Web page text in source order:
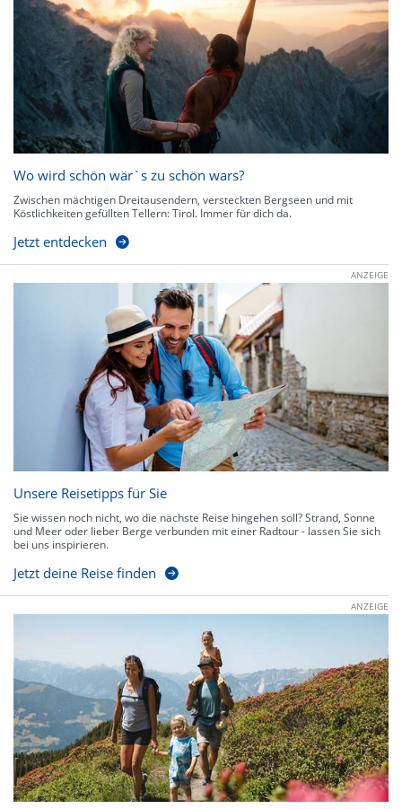
Wo wird schön wär`s zu schön wars?
Zwischen mächtigen Dreitausendern, versteckten Bergseen und mit
Köstlichkeiten gefüllten Tellern: Tirol. Immer für dich da.
Jetzt entdecken
ANZEIGE
Unsere Reisetipps für Sie
Sie wissen noch nicht, wo die nächste Reise hingehen soll? Strand, Sonne
und Meer oder lieber Berge verbunden mit einer Radtour - lassen Sie sich
bei uns inspirieren.
Jetzt deine Reise finden
ANZEIGE